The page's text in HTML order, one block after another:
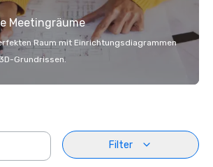
Meetingräume
Raum mit Einrichtungsdiagrammen
Grundrissen.
Filter